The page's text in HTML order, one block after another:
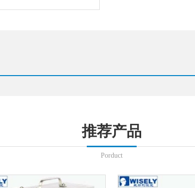
推荐产品
Porduct